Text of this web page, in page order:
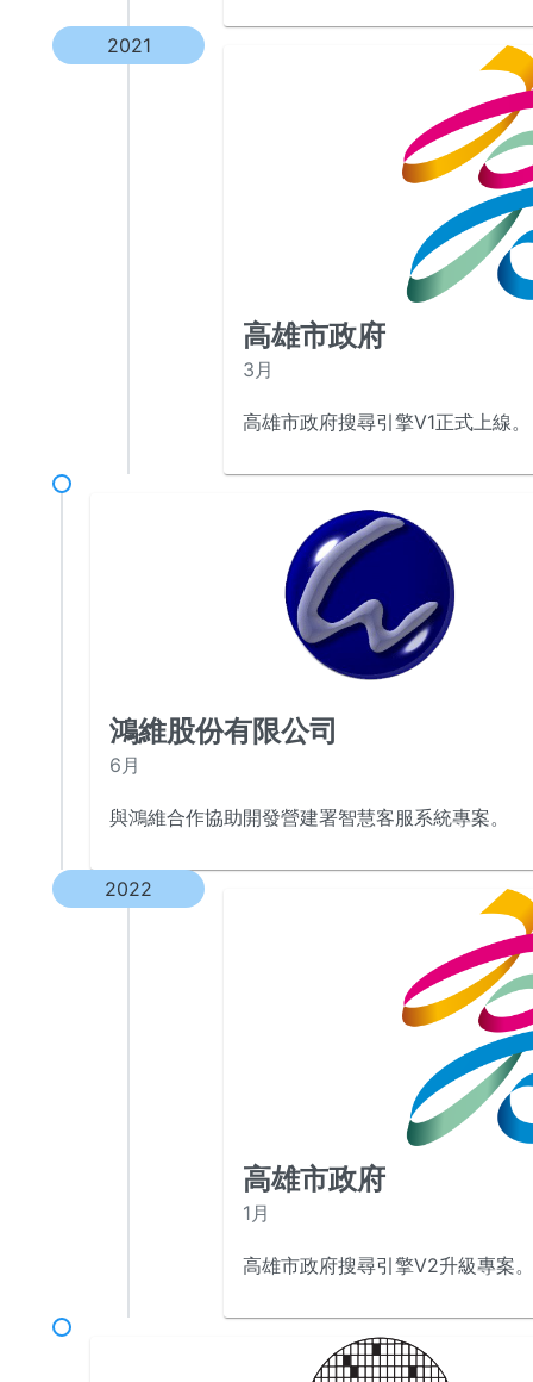
2021
高雄市政府
3月
高雄市政府搜尋引擎V1正式上線。
鴻維股份有限公司
6月
與鴻維合作協助開發營建署智慧客服系統專案。
2022
高雄市政府
1月
高雄市政府搜尋引擎V2升級專案。